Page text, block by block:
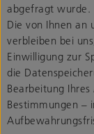
abgefragt wurde.
Die von Ihnen an
verbleiben bei
Einwilligung zur
die
Bearbeitung
Bestimmungen –